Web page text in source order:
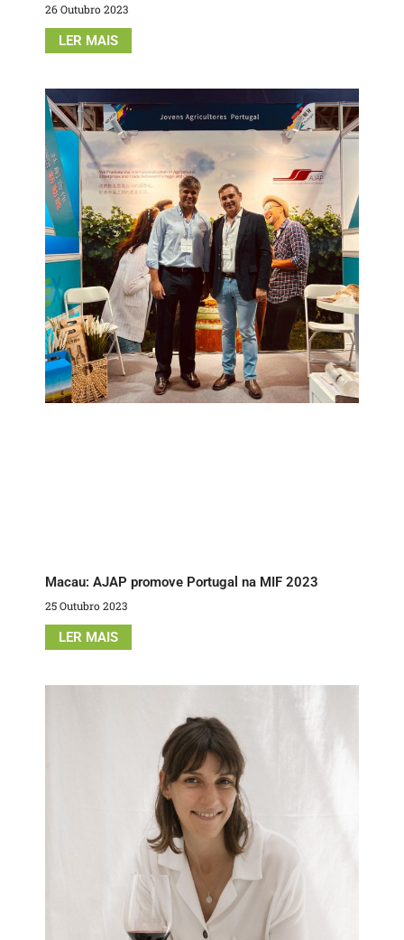
26 Outubro 2023
LER MAIS
Macau: AJAP promove Portugal na MIF 2023
25 Outubro 2023
LER MAIS